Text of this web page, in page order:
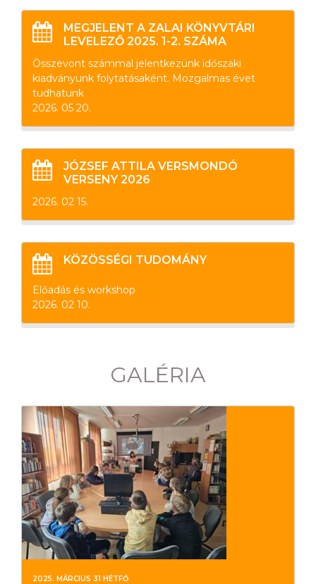
MEGJELENT A ZALAI KÖNYVTÁRI
LEVELEZŐ 2025. 1-2. SZÁMA
Összevont számmal jelentkezünk időszaki
kiadványunk folytatásaként. Mozgalmas évet
tudhatunk
2026. 05 20.
JÓZSEF ATTILA VERSMONDÓ
VERSENY 2026
2026. 02 15.
KÖZÖSSÉGI TUDOMÁNY
Előadás és workshop
2026. 02 10.
GALÉRIA
2025. MÁRCIUS 31 HÉTFŐ